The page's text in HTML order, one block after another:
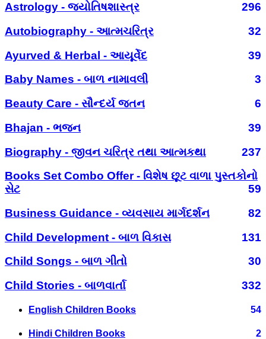
Astrology - જ્યોતિષશાસ્ત્ર
296
Autobiography - આત્મચરિત્ર
32
Ayurved & Herbal - આયૂર્વેદ
39
Baby Names - બાળ નામાવલી
3
Beauty Care - સૌન્દર્ય જતન
6
Bhajan - ભજન
39
Biography - જીવન ચરિત્ર તથા આત્મકથા
237
Books Set Combo Offer - વિશેષ છૂટ વાળા પુસ્તકોનો
સેટ
59
Business Guidance - વ્યવસાય માર્ગદર્શન
82
Child Development - બાળ વિકાસ
131
Child Songs - બાળ ગીતો
30
Child Stories - બાળવાર્તા
332
English Children Books 54
Hindi Children Books 2